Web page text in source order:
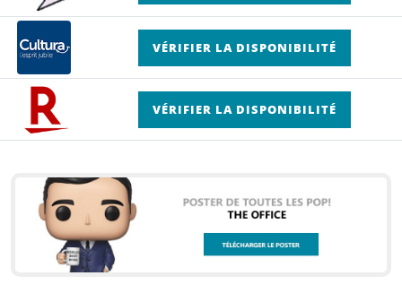
VÉRIFIER LA DISPONIBILITÉ
VÉRIFIER LA DISPONIBILITÉ